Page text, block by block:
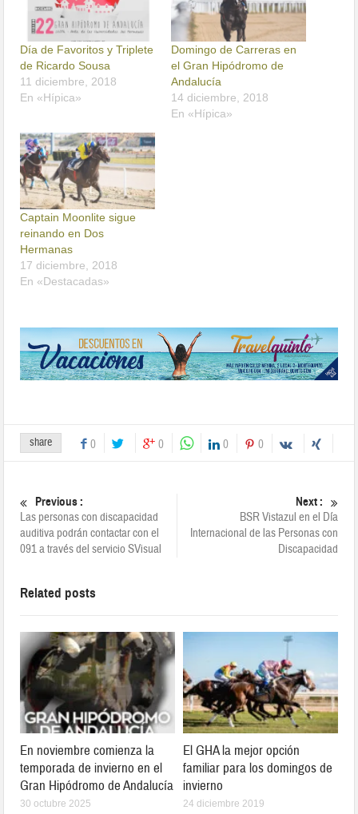
Día de Favoritos y Triplete
de Ricardo Sousa
11 diciembre, 2018
En «Hípica»
Domingo de Carreras en
el Gran Hipódromo de
Andalucía
14 diciembre, 2018
En «Hípica»
Captain Moonlite sigue
reinando en Dos
Hermanas
17 diciembre, 2018
En «Destacadas»
share 0 0 0 0
Previous :
Las personas con discapacidad
auditiva podrán contactar con el
091 a través del servicio SVisual
Next :
BSR Vistazul en el Día
Internacional de las Personas con
Discapacidad
Related posts
En noviembre comienza la
temporada de invierno en el
Gran Hipódromo de Andalucía
30 octubre 2025
El GHA la mejor opción
familiar para los domingos de
invierno
24 diciembre 2019